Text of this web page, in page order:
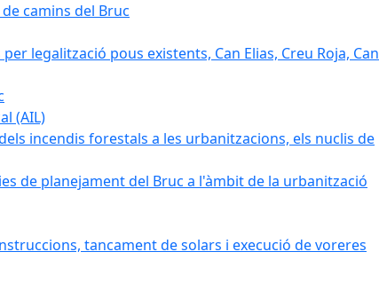
camins del Bruc
legalització pous existents, Can Elias, Creu Roja, Can
(AIL)
incendis forestals a les urbanitzacions, els nuclis de
de planejament del Bruc a l'àmbit de la urbanització
tancament de solars i execució de voreres